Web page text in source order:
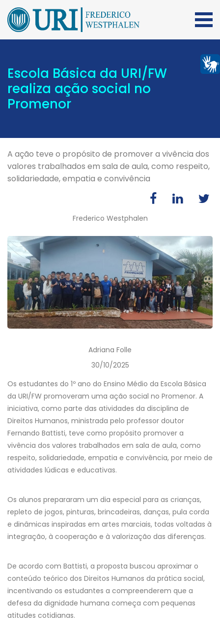
Escola Básica da URI/FW
realiza ação social no
Promenor
A ação teve o propósito de promover a vivência dos
valores trabalhados em sala de aula, como respeito,
solidariedade, empatia e convivência
Frederico Westphalen
Adriana Folle
30/10/2025
Os estudantes do 1º ano do Ensino Médio da Escola Básica
da URI/FW promoveram uma ação social no Promenor. A
iniciativa, como parte das atividades da disciplina de
Direitos Humanos, ministrada pelo professor doutor
Fernando Battisti, teve como propósito promover a
vivência dos valores trabalhados em sala de aula, como
respeito, solidariedade, empatia e convivência, por meio de
atividades lúdicas e educativas.
Os alunos prepararam um dia especial para as crianças,
repleto de jogos, pinturas, brincadeiras, danças, pula corda
e dinâmicas inspiradas em artes marciais, todas voltadas à
integração, à cooperação e à valorização das diferenças.
De acordo com Battisti, a proposta buscou aproximar o
conteúdo teórico dos Direitos Humanos da prática social,
incentivando os estudantes a compreenderem que a
defesa da dignidade humana começa com pequenas
atitudes cotidianas.